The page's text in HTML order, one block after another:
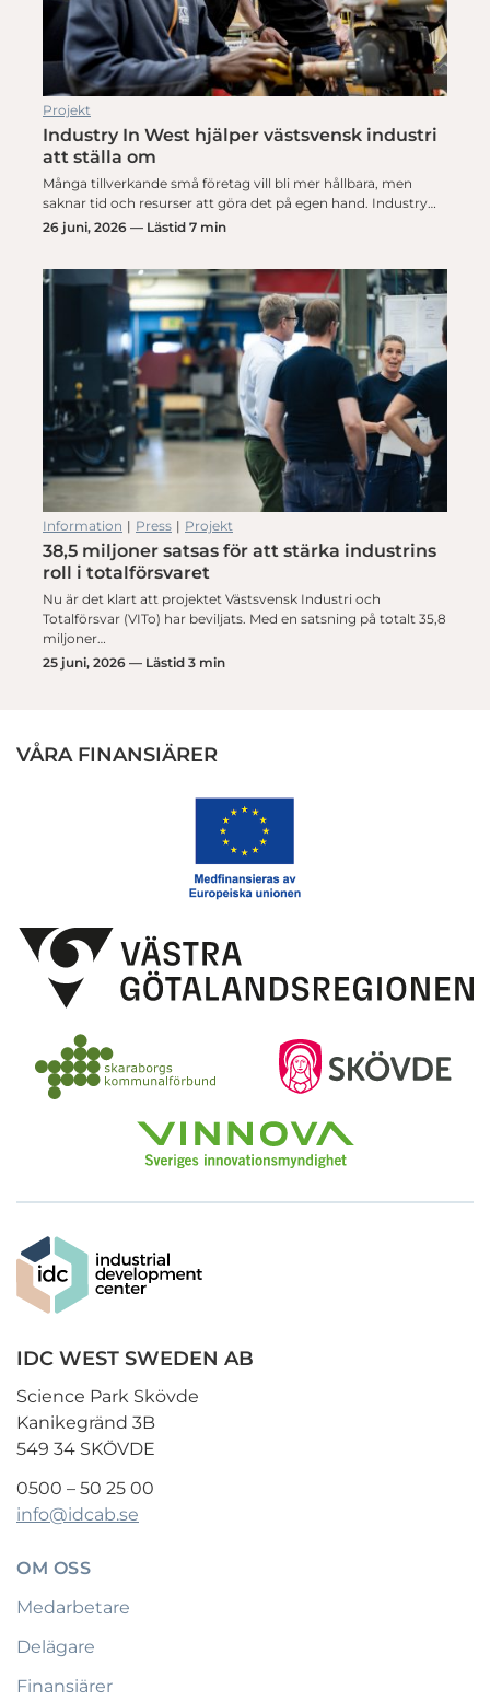
Projekt
Industry In West hjälper västsvensk industri
att ställa om
Många tillverkande små företag vill bli mer hållbara, men
saknar tid och resurser att göra det på egen hand. Industry…
26 juni, 2026 — Lästid 7 min
Information | Press | Projekt
38,5 miljoner satsas för att stärka industrins
roll i totalförsvaret
Nu är det klart att projektet Västsvensk Industri och
Totalförsvar (VITo) har beviljats. Med en satsning på totalt 35,8
miljoner…
25 juni, 2026 — Lästid 3 min
VÅRA FINANSIÄRER
IDC WEST SWEDEN AB
Science Park Skövde
Kanikegränd 3B
549 34 SKÖVDE
0500 – 50 25 00
info@idcab.se
OM OSS
Medarbetare
Delägare
Finansiärer